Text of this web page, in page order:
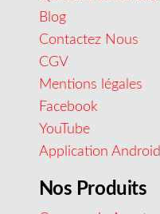
Blog
Contactez Nous
CGV
Mentions légales
Facebook
YouTube
Application Android
Nos Produits